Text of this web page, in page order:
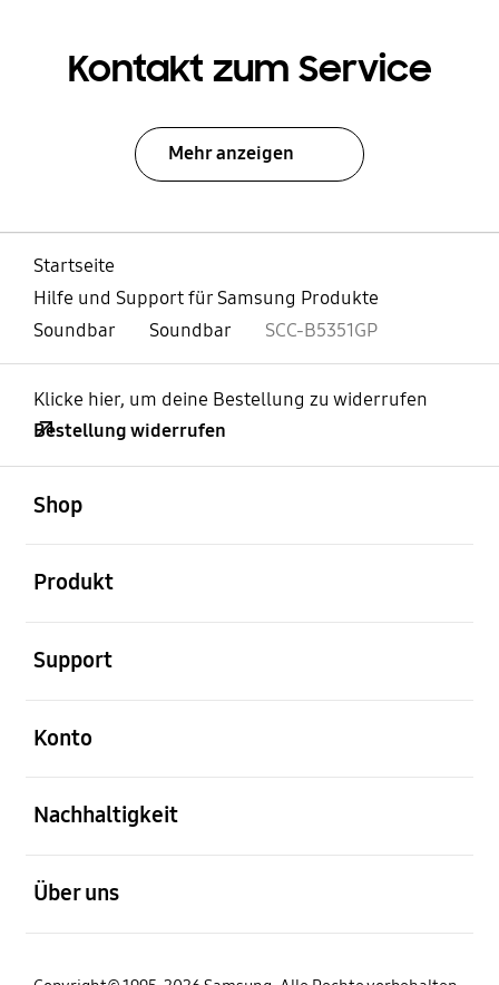
Kontakt zum Service
Mehr anzeigen
Startseite
Hilfe und Support für Samsung Produkte
Soundbar
Soundbar SCC-B5351GP
Klicke hier, um deine Bestellung zu widerrufen
Bestellung widerrufen
Shop
Produkt
Support
Konto
Nachhaltigkeit
Über uns